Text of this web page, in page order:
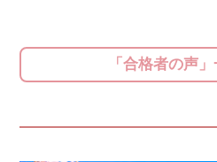
「合格者の声